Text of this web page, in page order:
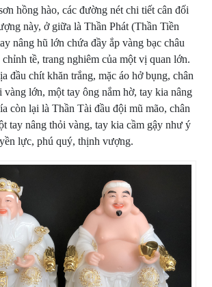
hồng hào, các đường nét chi tiết cân đối
này, ở giữa là Thần Phát (Thần Tiền
nâng hũ lớn chứa đầy ắp vàng bạc châu
tề, trang nghiêm của một vị quan lớn.
đầu chít khăn trắng, mặc áo hở bụng, chân
vàng lớn, một tay ông nắm hờ, tay kia nâng
còn lại là Thần Tài đầu đội mũ mão, chân
tay nâng thỏi vàng, tay kia cầm gậy như ý
lực, phú quý, thịnh vượng.